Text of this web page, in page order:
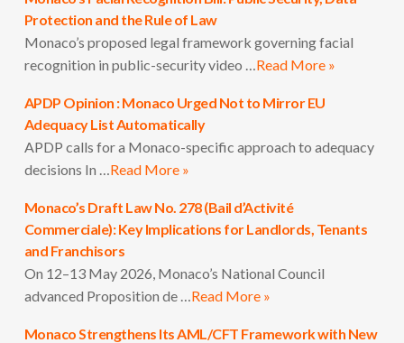
Protection and the Rule of Law
Monaco’s proposed legal framework governing facial
recognition in public-security video …Read More »
APDP Opinion : Monaco Urged Not to Mirror EU
Adequacy List Automatically
APDP calls for a Monaco-specific approach to adequacy
decisions In …Read More »
Monaco’s Draft Law No. 278 (Bail d’Activité
Commerciale): Key Implications for Landlords, Tenants
and Franchisors
On 12–13 May 2026, Monaco’s National Council
advanced Proposition de …Read More »
Monaco Strengthens Its AML/CFT Framework with New